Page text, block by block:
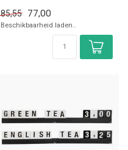
85,55 77,00
Beschikbaarheid laden..